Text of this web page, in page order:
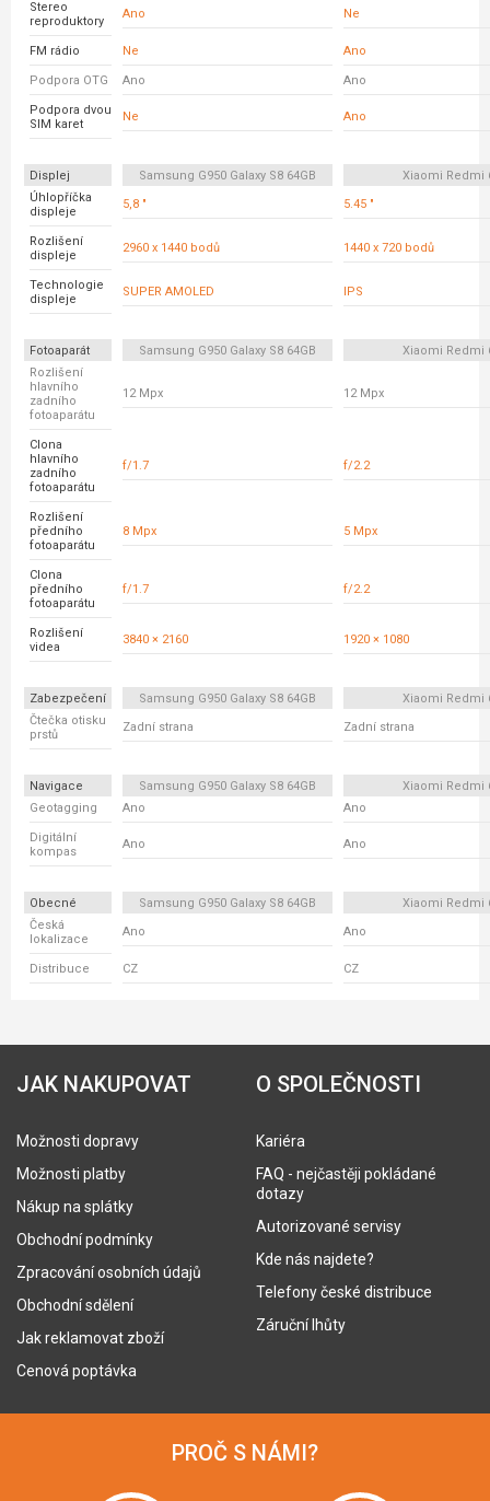
Stereo
reproduktory
Ano Ne
FM rádio Ne Ano
Podpora OTG Ano Ano
Podpora dvou
SIM karet
Ne Ano
Displej Samsung G950 Galaxy S8 64GB
Xiaomi Redmi
Úhlopříčka
displeje
5,8 " 5.45 "
Rozlišení
displeje
2960 x 1440 bodů 1440 x 720 bodů
Technologie
displeje
SUPER AMOLED IPS
Fotoaparát Samsung G950 Galaxy S8 64GB
Xiaomi Redmi
Rozlišení
hlavního
zadního
fotoaparátu
12 Mpx 12 Mpx
Clona
hlavního
zadního
fotoaparátu
f/1.7 f/2.2
Rozlišení
předního
fotoaparátu
8 Mpx 5 Mpx
Clona
předního
fotoaparátu
f/1.7 f/2.2
Rozlišení
videa
3840 × 2160 1920 × 1080
Zabezpečení Samsung G950 Galaxy S8 64GB
Xiaomi Redmi
Čtečka otisku
prstů
Zadní strana Zadní strana
Navigace Samsung G950 Galaxy S8 64GB
Xiaomi Redmi
Geotagging
Ano Ano
Digitální
kompas
Ano Ano
Obecné Samsung G950 Galaxy S8 64GB
Xiaomi Redmi
Česká
lokalizace
Ano Ano
Distribuce CZ CZ
JAK NAKUPOVAT
Možnosti dopravy
Možnosti platby
Nákup na splátky
Obchodní podmínky
Zpracování osobních údajů
Obchodní sdělení
Jak reklamovat zboží
Cenová poptávka
O SPOLEČNOSTI
Kariéra
FAQ - nejčastěji pokládané
dotazy
Autorizované servisy
Kde nás najdete?
Telefony české distribuce
Záruční lhůty
PROČ S NÁMI?